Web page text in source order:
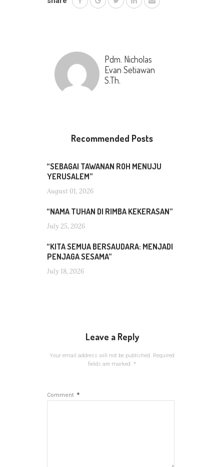
Pdm. Nicholas
Evan Setiawan
S.Th.
Recommended Posts
“SEBAGAI TAWANAN ROH MENUJU
YERUSALEM”
August 01, 2026
“NAMA TUHAN DI RIMBA KEKERASAN”
July 25, 2026
“KITA SEMUA BERSAUDARA: MENJADI
PENJAGA SESAMA”
July 18, 2026
Leave a Reply
Your email address will not be published. Required
fields are marked *
Comment *